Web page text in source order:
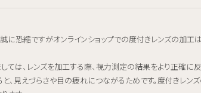
に恐縮ですがオンラインショップでの度付きレンズの加工
ては、レンズを加工する際、視力測定の結果をより正確
、見えづらさや目の疲れにつながるためです。度付きレ